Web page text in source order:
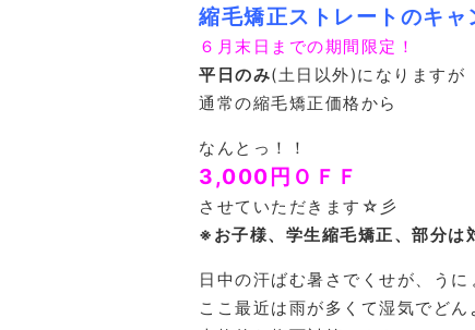
縮毛矯正ストレートのキャ
６月末日までの期間限定！
平日のみ(土日以外)になりますが
通常の縮毛矯正価格から
なんとっ！！
3,000円ＯＦＦ
させていただきます☆彡
※お子様、学生縮毛矯正、部分
日中の汗ばむ暑さでくせが、う
ここ最近は雨が多くて湿気でど